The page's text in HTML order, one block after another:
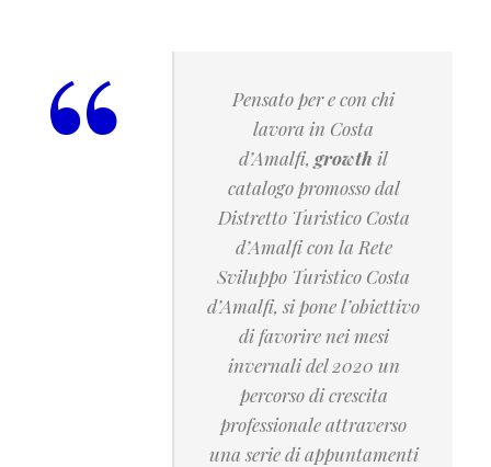
“ Pensatoperecon chi
lavora in Costa
d’Amalfi, growth il
catalogo promosso dal
Distretto Turistico Costa
d’Amalfi con la Rete
Sviluppo Turistico Costa
d’Amalfi, si pone l’obiettivo
di favorire nei mesi
invernali del 2020 un
percorso di crescita
professionale attraverso
una serie di appuntamenti